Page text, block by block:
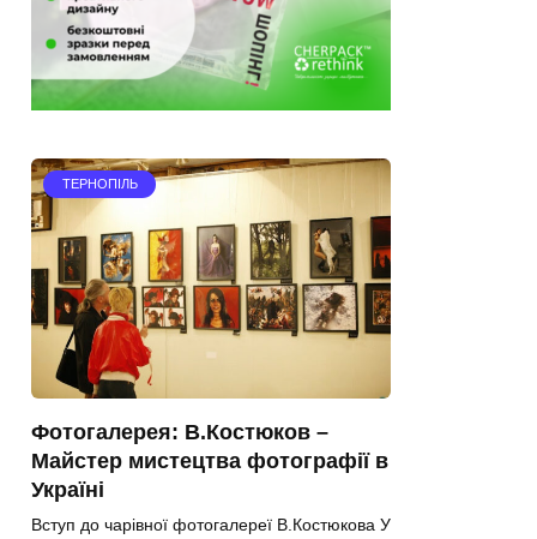
ТЕРНОПІЛЬ
Фотогалерея: В.Костюков –
Майстер мистецтва фотографії в
Україні
Вступ до чарівної фотогалереї В.Костюкова У